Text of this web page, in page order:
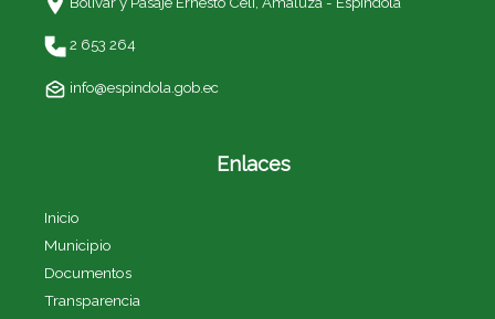
2 653 264
info@espindola.gob.ec
Enlaces
Inicio
Municipio
Documentos
Transparencia